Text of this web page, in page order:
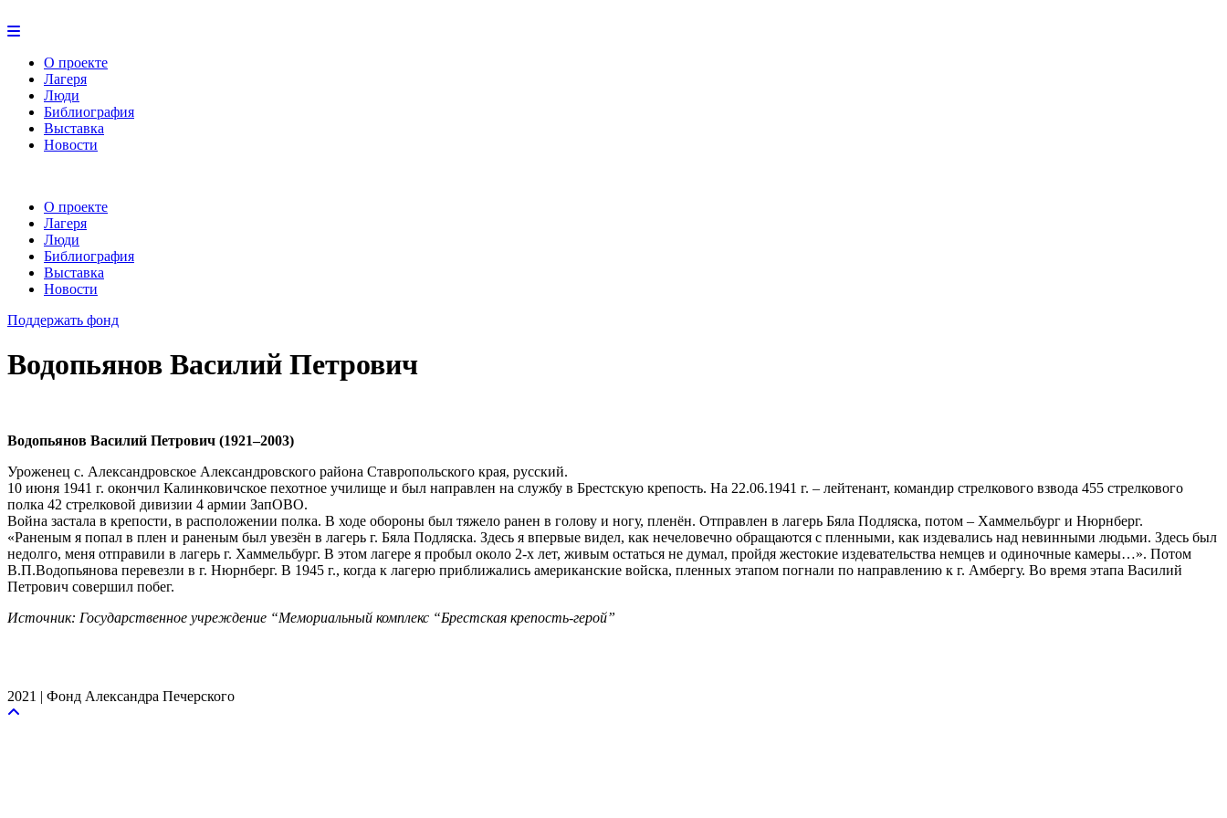
О проекте
Лагеря
Люди
Библиография
Выставка
Новости
О проекте
Лагеря
Люди
Библиография
Выставка
Новости
Поддержать фонд
Водопьянов Василий Петрович
Водопьянов Василий Петрович (1921–2003)
Уроженец с. Александровское Александровского района Ставропольского края, русский.
10 июня 1941 г. окончил Калинковичское пехотное училище и был направлен на службу в Брестскую крепость. На 22.06.1941 г. – лейтенант, командир стрелкового взвода 455 стрелкового
полка 42 стрелковой дивизии 4 армии ЗапОВО.
Война застала в крепости, в расположении полка. В ходе обороны был тяжело ранен в голову и ногу, пленён. Отправлен в лагерь Бяла Подляска, потом – Хаммельбург и Нюрнберг.
«Раненым я попал в плен и раненым был увезён в лагерь г. Бяла Подляска. Здесь я впервые видел, как нечеловечно обращаются с пленными, как издевались над невинными людьми. Здесь был
недолго, меня отправили в лагерь г. Хаммельбург. В этом лагере я пробыл около 2-х лет, живым остаться не думал, пройдя жестокие издевательства немцев и одиночные камеры…». Потом
В.П.Водопьянова перевезли в г. Нюрнберг. В 1945 г., когда к лагерю приближались американские войска, пленных этапом погнали по направлению к г. Амбергу. Во время этапа Василий
Петрович совершил побег.
Источник: Государственное учреждение “Мемориальный комплекс “Брестская крепость-герой”
2021 | Фонд Александра Печерского